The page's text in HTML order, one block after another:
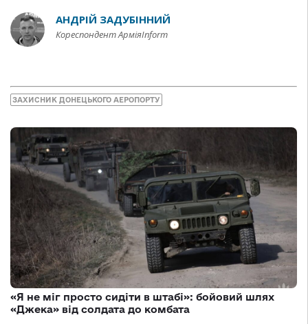
АНДРІЙ ЗАДУБІННИЙ
Кореспондент АрміяInform
ЗАХИСНИК ДОНЕЦЬКОГО АЕРОПОРТУ
«Я не міг просто сидіти в штабі»: бойовий шлях
«Джека» від солдата до комбата